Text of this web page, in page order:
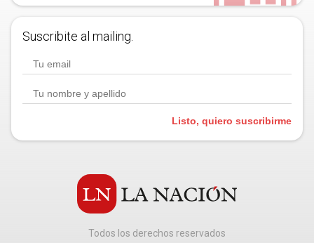
Suscribite al mailing.
Listo, quiero suscribirme
Todos los derechos reservados